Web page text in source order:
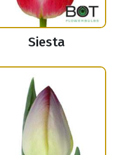
Siesta